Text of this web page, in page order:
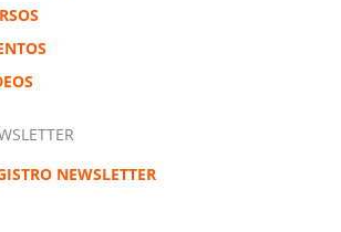
NEWSLETTER